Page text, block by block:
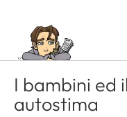
I bambini ed
autostima